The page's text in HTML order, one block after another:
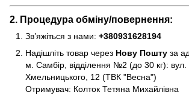
2. Процедура обміну/повернення:
Зв’яжіться з нами: +380931628194
Надішліть товар через Нову Пошту за
м. Самбір, відділення №2 (до 30 кг): вул.
Хмельницького, 12 (ТВК "Весна")
Отримувач: Колток Тетяна Михайлівна